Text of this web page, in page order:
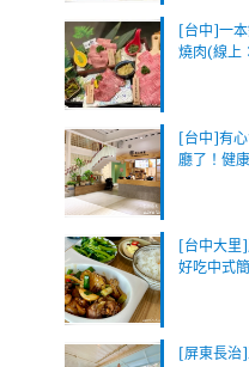
[台中]一
燒肉(線上
[台中]有
廳了！健
[台中大里
好吃中式
[屏東長治